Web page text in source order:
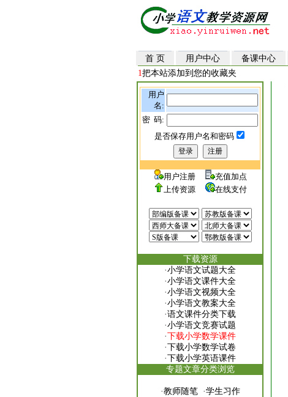
首 页 用户中心 备课中心
1把本站添加到您的收藏夹
用户
名:
密 码:
是否保存用户名和密码
用户注册
充值加点
上传资源
在线支付
下载资源
·小学语文试题大全
·小学语文课件大全
·小学语文视频大全
·小学语文教案大全
·语文课件分类下载
·小学语文竞赛试题
·下载小学数学课件
·下载小学数学试卷
·下载小学英语课件
专题文章分类浏览
·教师随笔·学生习作